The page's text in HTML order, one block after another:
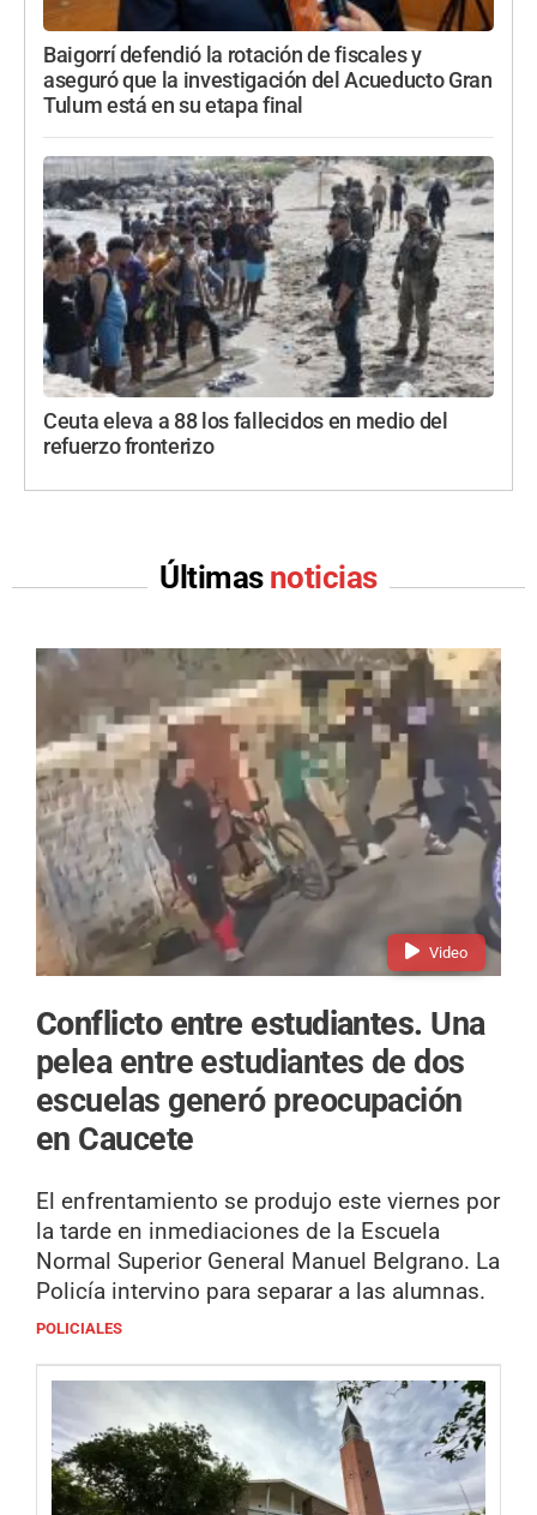
Baigorrí defendió la rotación de fiscales y
aseguró que la investigación del Acueducto Gran
Tulum está en su etapa final
Ceuta eleva a 88 los fallecidos en medio del
refuerzo fronterizo
Últimas noticias
Video
Conflicto entre estudiantes. Una
pelea entre estudiantes de dos
escuelas generó preocupación
en Caucete
El enfrentamiento se produjo este viernes por
la tarde en inmediaciones de la Escuela
Normal Superior General Manuel Belgrano. La
Policía intervino para separar a las alumnas.
POLICIALES